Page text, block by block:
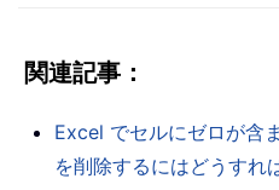
関連記事：
Excel でセルにゼロが含
を削除するにはどうすれ